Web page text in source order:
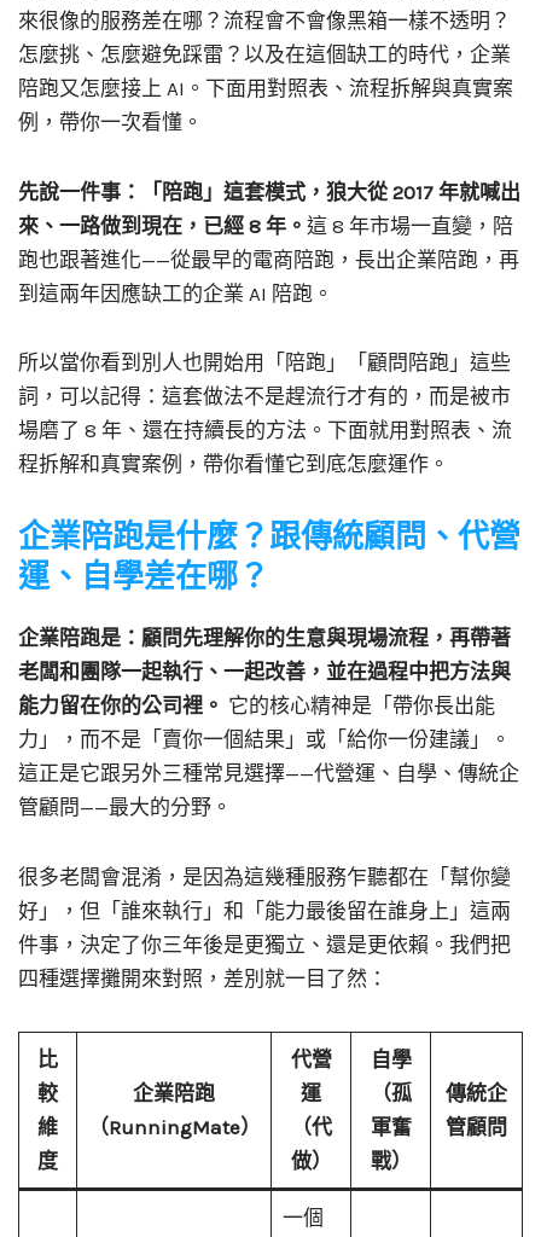
來很像的服務差在哪？流程會不會像黑箱一樣不透明？
怎麼挑、怎麼避免踩雷？以及在這個缺工的時代，企業
陪跑又怎麼接上 AI。下面用對照表、流程拆解與真實案
例，帶你一次看懂。
先說一件事：「陪跑」這套模式，狼大從 2017 年就喊出
來、一路做到現在，已經 8 年。 這 8 年市場一直變，陪
跑也跟著進化——從最早的電商陪跑，長出企業陪跑，再
到這兩年因應缺工的企業 AI 陪跑。
所以當你看到別人也開始用「陪跑」「顧問陪跑」這些
詞，可以記得：這套做法不是趕流行才有的，而是被市
場磨了 8 年、還在持續長的方法。下面就用對照表、流
程拆解和真實案例，帶你看懂它到底怎麼運作。
企業陪跑是什麼？跟傳統顧問、代營
運、自學差在哪？
企業陪跑是：顧問先理解你的生意與現場流程，再帶著
老闆和團隊一起執行、一起改善，並在過程中把方法與
能力留在你的公司裡。 它的核心精神是「帶你長出能
力」，而不是「賣你一個結果」或「給你一份建議」。
這正是它跟另外三種常見選擇——代營運、自學、傳統企
管顧問——最大的分野。
很多老闆會混淆，是因為這幾種服務乍聽都在「幫你變
好」，但「誰來執行」和「能力最後留在誰身上」這兩
件事，決定了你三年後是更獨立、還是更依賴。我們把
四種選擇攤開來對照，差別就一目了然：
比
較
維
度
企業陪跑
（RunningMate）
代營
運
（代
做）
自學
（孤
軍奮
戰）
傳統企
管顧問
一個